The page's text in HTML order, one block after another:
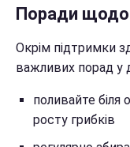
Поради щодо
Окрім підтримки
важливих порад у
поливайте біля
росту грибків